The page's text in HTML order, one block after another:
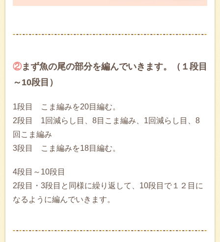
②まず魚の尾の部分を編んでいきます。（１段目
～10段目）
1段目 こま編みを20目編む。
2段目 1回減らし目、8目こま編み、1回減らし目、8
回こま編み
3段目 こま編みを18目編む。
4段目～10段目
2段目・3段目と同様に繰り返して、10段目で１２目に
なるように編んでいきます。